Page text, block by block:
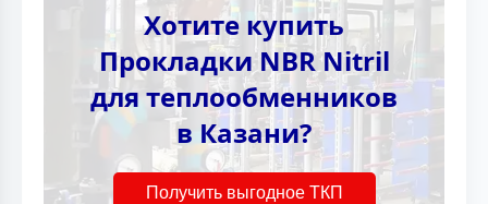
Хотите купить
Прокладки NBR Nitril
для теплообменников
в Казани?
Получить выгодное ТКП